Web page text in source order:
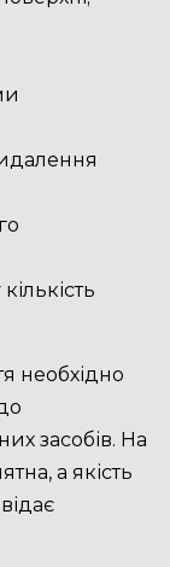
необхідно
засобів. На
а якість